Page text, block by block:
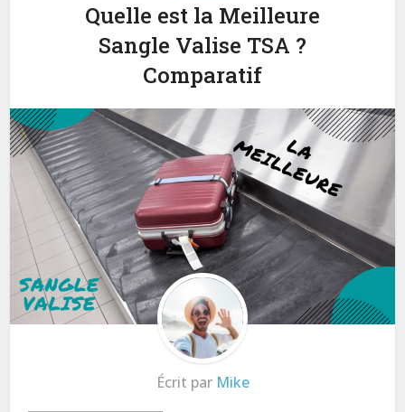
Quelle est la Meilleure
Sangle Valise TSA ?
Comparatif
Écrit par Mike